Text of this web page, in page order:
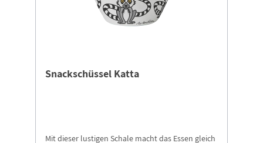
Snackschüssel Katta
Mit dieser lustigen Schale macht das Essen gleich